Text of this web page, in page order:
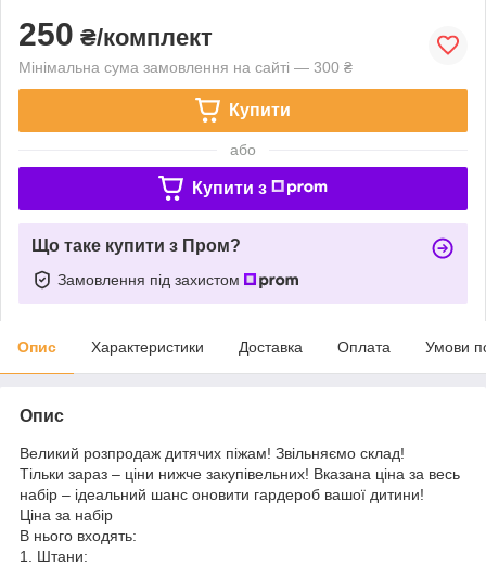
250 ₴/комплект
Мінімальна сума замовлення на сайті — 300 ₴
Купити
або
Купити з
Що таке купити з Пром?
Замовлення під захистом
Опис Характеристики Доставка Оплата Умови
Опис
Великий розпродаж дитячих піжам! Звільняємо склад!
Тільки зараз – ціни нижче закупівельних! Вказана ціна за весь
набір – ідеальний шанс оновити гардероб вашої дитини!
Ціна за набір
В нього входять:
1. Штани: